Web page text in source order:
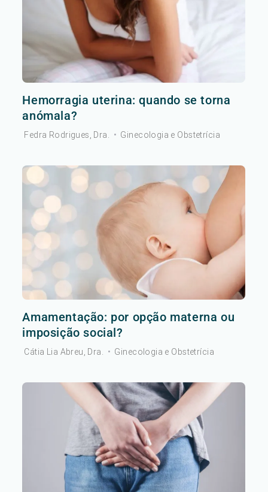
Hemorragia uterina: quando se torna
anómala?
Fedra Rodrigues, Dra. • Ginecologia e Obstetrícia
Amamentação: por opção materna ou
imposição social?
Cátia Lia Abreu, Dra. • Ginecologia e Obstetrícia